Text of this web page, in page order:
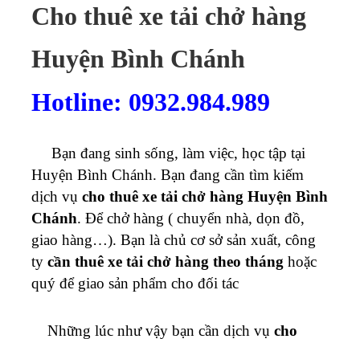
Cho thuê xe tải chở hàng
Huyện Bình Chánh
Hotline: 0932.984.989
Bạn đang sinh sống, làm việc, học tập tại
Huyện Bình Chánh. Bạn đang cần tìm kiếm
dịch vụ cho thuê xe tải chở hàng Huyện Bình
Chánh. Để chở hàng ( chuyển nhà, dọn đồ,
giao hàng…). Bạn là chủ cơ sở sản xuất, công
ty cần thuê xe tải chở hàng theo tháng hoặc
quý để giao sản phẩm cho đối tác
Những lúc như vậy bạn cần dịch vụ cho